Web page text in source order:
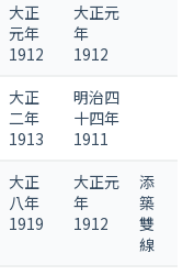
大正
元年
1912
大正元
年
1912
大正
二年
1913
明治四
十四年
1911
大正
八年
1919
大正元
年
1912
添
築
雙
線